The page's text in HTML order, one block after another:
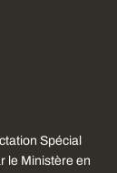
Spécial
le Ministère en